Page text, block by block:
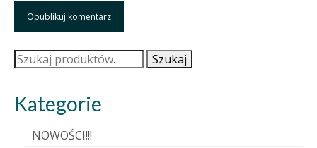
Szukaj: Szukaj
Kategorie
NOWOŚCI!!!